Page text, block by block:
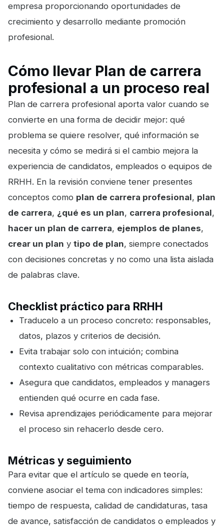
empresa proporcionando oportunidades de
crecimiento y desarrollo mediante promoción
profesional.
Cómo llevar Plan de carrera
profesional a un proceso real
Plan de carrera profesional aporta valor cuando se
convierte en una forma de decidir mejor: qué
problema se quiere resolver, qué información se
necesita y cómo se medirá si el cambio mejora la
experiencia de candidatos, empleados o equipos de
RRHH. En la revisión conviene tener presentes
conceptos como plan de carrera profesional, plan
de carrera, ¿qué es un plan, carrera profesional,
hacer un plan de carrera, ejemplos de planes,
crear un plan y tipo de plan, siempre conectados
con decisiones concretas y no como una lista aislada
de palabras clave.
Checklist práctico para RRHH
Traducelo a un proceso concreto: responsables,
datos, plazos y criterios de decisión.
Evita trabajar solo con intuición; combina
contexto cualitativo con métricas comparables.
Asegura que candidatos, empleados y managers
entienden qué ocurre en cada fase.
Revisa aprendizajes periódicamente para mejorar
el proceso sin rehacerlo desde cero.
Métricas y seguimiento
Para evitar que el artículo se quede en teoría,
conviene asociar el tema con indicadores simples:
tiempo de respuesta, calidad de candidaturas, tasa
de avance, satisfacción de candidatos o empleados y